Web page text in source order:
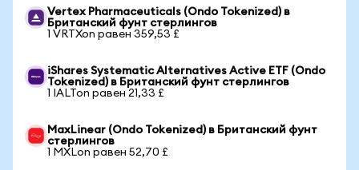
Vertex Pharmaceuticals (Ondo Tokenized) в
Британский фунт стерлингов
1 VRTXon равен 359,53 £
iShares Systematic Alternatives Active ETF (Ondo
Tokenized) в Британский фунт стерлингов
1 IALTon равен 21,33 £
MaxLinear (Ondo Tokenized) в Британский фунт
стерлингов
1 MXLon равен 52,70 £